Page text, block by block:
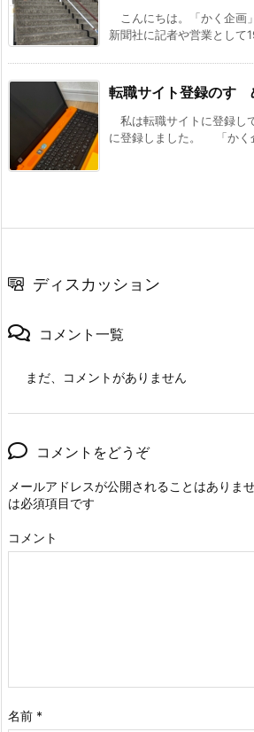
こんにちは。「かく企画
新聞社に記者や営業として
転職サイト登録のすゝ
私は転職サイトに登録し
に登録しました。 「かく
ディスカッション
コメント一覧
まだ、コメントがありません
コメントをどうぞ
メールアドレスが公開されることはありませ
は必須項目です
コメント
名前 *